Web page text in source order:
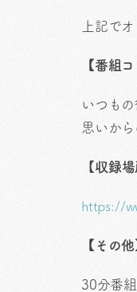
上記で
【番組
いつも
思いか
【収録場
https://
【その他
30分番